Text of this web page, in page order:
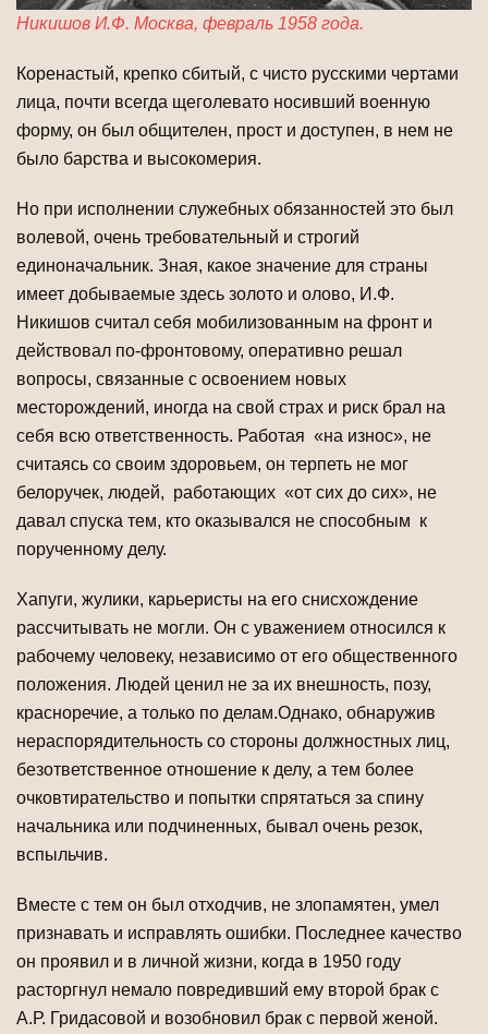
Никишов И.Ф. Москва, февраль 1958 года.
Коренастый, крепко сбитый, с чисто русскими чертами
лица, почти всегда щеголевато носивший военную
форму, он был общителен, прост и доступен, в нем не
было барства и высокомерия.
Но при исполнении служебных обязанностей это был
волевой, очень требовательный и строгий
единоначальник. Зная, какое значение для страны
имеет добываемые здесь золото и олово, И.Ф.
Никишов считал себя мобилизованным на фронт и
действовал по-фронтовому, оперативно решал
вопросы, связанные с освоением новых
месторождений, иногда на свой страх и риск брал на
себя всю ответственность. Работая «на износ», не
считаясь со своим здоровьем, он терпеть не мог
белоручек, людей, работающих «от сих до сих», не
давал спуска тем, кто оказывался не способным к
порученному делу.
Хапуги, жулики, карьеристы на его снисхождение
рассчитывать не могли. Он с уважением относился к
рабочему человеку, независимо от его общественного
положения. Людей ценил не за их внешность, позу,
красноречие, а только по делам.Однако, обнаружив
нераспорядительность со стороны должностных лиц,
безответственное отношение к делу, а тем более
очковтирательство и попытки спрятаться за спину
начальника или подчиненных, бывал очень резок,
вспыльчив.
Вместе с тем он был отходчив, не злопамятен, умел
признавать и исправлять ошибки. Последнее качество
он проявил и в личной жизни, когда в 1950 году
расторгнул немало повредивший ему второй брак с
А.Р. Гридасовой и возобновил брак с первой женой.